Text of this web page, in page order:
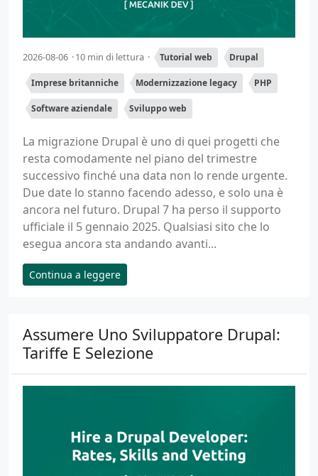
2026-08-06 10 min di lettura Tutorial web Drupal
Imprese britanniche Modernizzazione legacy PHP
Software aziendale Sviluppo web
La migrazione Drupal è uno di quei progetti che
resta comodamente nel piano del trimestre
successivo finché una data non lo rende urgente.
Due date lo stanno facendo adesso, e solo una è
ancora nel futuro. Drupal 7 ha perso il supporto
ufficiale il 5 gennaio 2025. Qualsiasi sito che lo
esegua ancora sta andando avanti...
Continua a leggere
Assumere Uno Sviluppatore Drupal:
Tariffe E Selezione